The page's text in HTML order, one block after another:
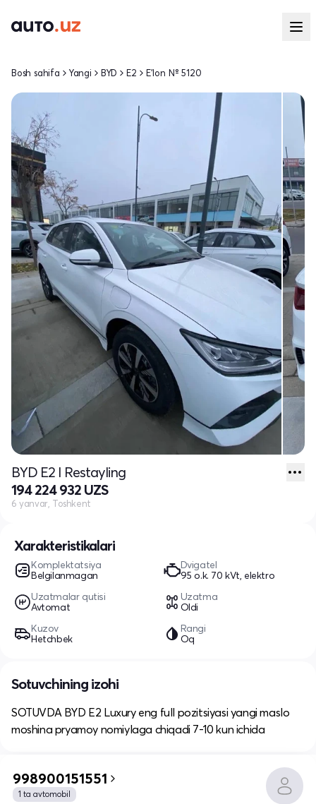
Xarakteristikalari
Komplektatsiya
Belgilanmagan
Dvigatel
95 o.k. 70 kVt, elektro
Uzatmalar qutisi
Avtomat
Uzatma
Oldi
Kuzov
Hetchbek
Rangi
Oq
Bosh sahifa Yangi BYD E2 E'lon № 5120
BYD E2 I Restayling
194 224 932 UZS
6 yanvar, Toshkent
Sotuvchining izohi
SOTUVDA BYD E2 Luxury eng full pozitsiyasi yangi maslo
moshina pryamoy nomiylaga chiqadi 7-10 kun ichida
998900151551
1 ta avtomobil